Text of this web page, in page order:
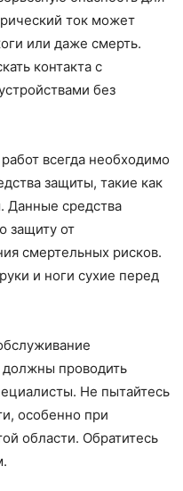
ток может
или даже смерть.
контакта с
без
всегда необходимо
защиты, такие как
Данные средства
защиту от
смертельных рисков.
и ноги сухие перед
должны проводить
Не пытайтесь
особенно при
области. Обратитесь